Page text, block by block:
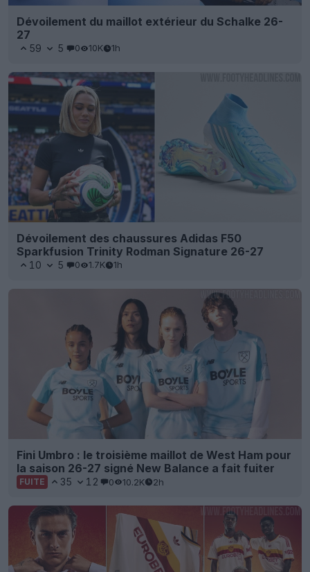
Dévoilement du maillot extérieur du Schalke 26-
27
59 5 0 10K 1h
Dévoilement des chaussures Adidas F50
Sparkfusion Trinity Rodman Signature 26-27
10 5 0 1.7K 1h
Fini Umbro : le troisième maillot de West Ham pour
la saison 26-27 signé New Balance a fait fuiter
FUITE 35 12 0 10.2K 2h